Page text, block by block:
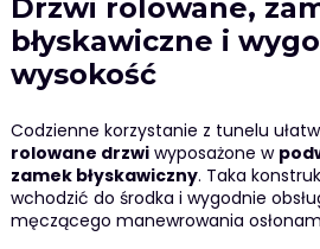
Drzwi rolowane,
błyskawiczne i
wysokość
Codzienne korzystanie z tunelu
rolowane drzwiwyposażone w
zamek błyskawiczny. Taka
wchodzić do środka i wygodnie
męczącego manewrowania